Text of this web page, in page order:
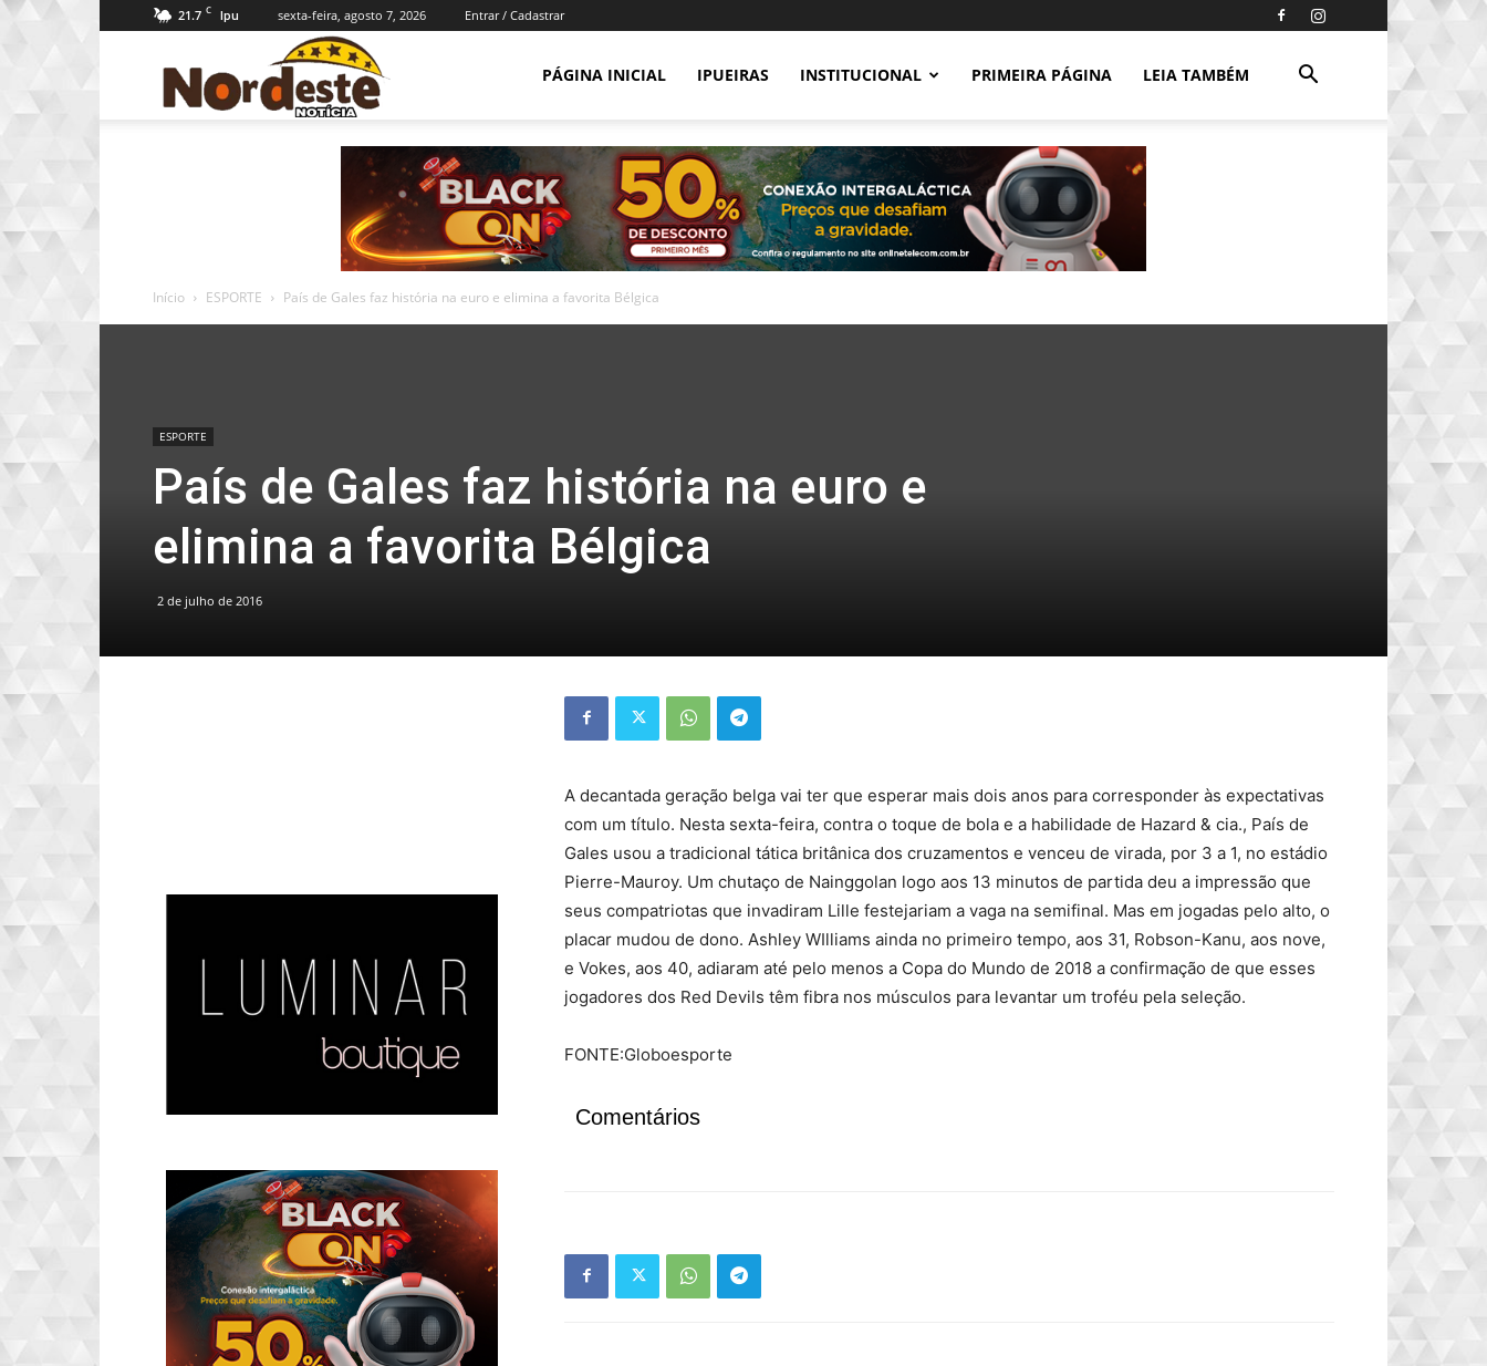
21.7 C Ipu sexta-feira, agosto 7, 2026 Entrar / Cadastrar
Notícia
PÁGINA INICIAL IPUEIRAS INSTITUCIONAL PRIMEIRA PÁGINA LEIA TAMBÉM
Início ESPORTE País de Gales faz história na euro e elimina a favorita Bélgica
ESPORTE
País de Gales faz história na euro e
elimina a favorita Bélgica
2 de julho de 2016
A decantada geração belga vai ter que esperar mais dois anos para corresponder às expectativas
com um título. Nesta sexta-feira, contra o toque de bola e a habilidade de Hazard & cia., País de
Gales usou a tradicional tática britânica dos cruzamentos e venceu de virada, por 3 a 1, no estádio
Pierre-Mauroy. Um chutaço de Nainggolan logo aos 13 minutos de partida deu a impressão que
seus compatriotas que invadiram Lille festejariam a vaga na semifinal. Mas em jogadas pelo alto, o
placar mudou de dono. Ashley WIlliams ainda no primeiro tempo, aos 31, Robson-Kanu, aos nove,
e Vokes, aos 40, adiaram até pelo menos a Copa do Mundo de 2018 a confirmação de que esses
jogadores dos Red Devils têm fibra nos músculos para levantar um troféu pela seleção.
FONTE:Globoesporte
Comentários